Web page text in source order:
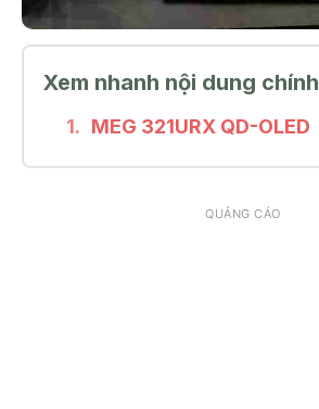
Xem nhanh nội dung chính
MEG 321URX QD-OLED
QUẢNG CÁO